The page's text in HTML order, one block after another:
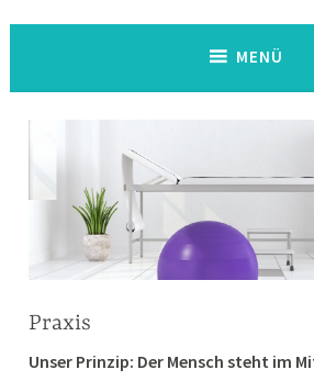
MENÜ
Praxis
Unser Prinzip: Der Mensch steht im